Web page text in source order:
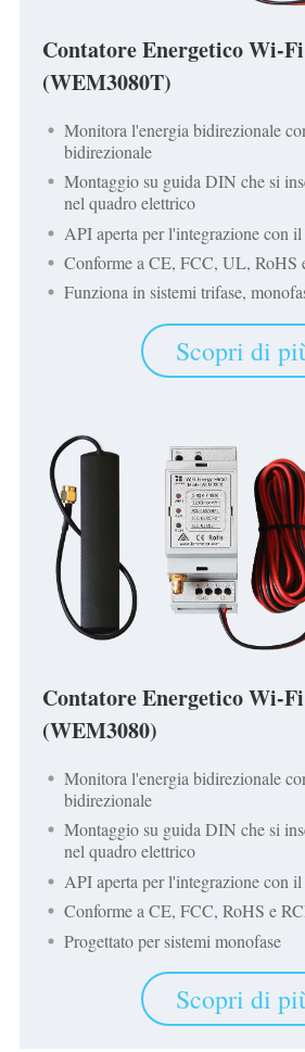
Simulatore IAMMETER
Misuratore virtuale
Sistema di previsione e
Applicazioni
Monitor del consumo elettrico
Sistema di controllo del
Domotica
Negozio
Risorse
Documentazione
Community
Programma contributori
Attività IAMMETER
App Store
Esplora il sito
Classifica FV
Soluzioni
Chi siamo
Contatore Energetico Wi-
(WEM3080T)
Monitora l'energia bidirezionale
bidirezionale
Montaggio su guida DIN che si
nel quadro elettrico
API aperta per l'integrazione con il
Conforme a CE, FCC, UL, RoHS
Funziona in sistemi trifase,
Scopri di
Contatore Energetico Wi-
(WEM3080)
Monitora l'energia bidirezionale
bidirezionale
Montaggio su guida DIN che si
nel quadro elettrico
API aperta per l'integrazione con il
Conforme a CE, FCC, RoHS e
Progettato per sistemi monofase
Scopri di